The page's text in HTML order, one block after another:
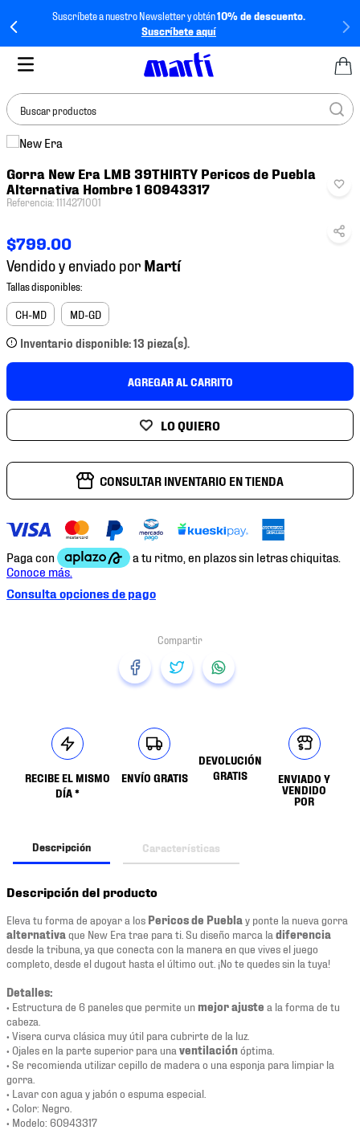
Suscríbete a nuestro Newsletter y obtén10% de descuento.
Suscríbete aquí
Buscar productos
Gorra New Era LMB 39THIRTY Pericos de Puebla
Alternativa Hombre 1 60943317
Referencia:1114271001
$799.00
Vendido y enviado por
CH-MD MD-GD
Inventario disponible: 13 pieza(s).
AGREGAR AL CARRITO
CONSULTAR INVENTARIO EN TIENDA
Consulta opciones de pago
RECIBE EL MISMO
DÍA *
ENVÍO GRATIS
DEVOLUCIÓN
GRATIS
ENVIADO Y
VENDIDO
POR
Descripción Características
Descripción del producto
Eleva tu forma de apoyar a los Pericos de Puebla y ponte la nueva gorra
alternativa que New Era trae para ti. Su diseño marca la diferencia
desde la tribuna, ya que conecta con la manera en que vives el juego
completo, desde el dugout hasta el último out. ¡No te quedes sin la tuya!
Detalles:
• Estructura de 6 paneles que permite unmejor ajuste a la forma de tu
cabeza.
• Visera curva clásica muy útil para cubrirte de la luz.
• Ojales en la parte superior para una ventilaciónóptima.
• Se recomienda utilizar cepillo de madera o una esponja para limpiar la
gorra.
• Lavar con agua y jabón o espuma especial.
• Color: Negro.
• Modelo: 60943317
BUSCADOS
1.
tenis mujer
4.
tenis futbol
5.
jersey
6.
mochila